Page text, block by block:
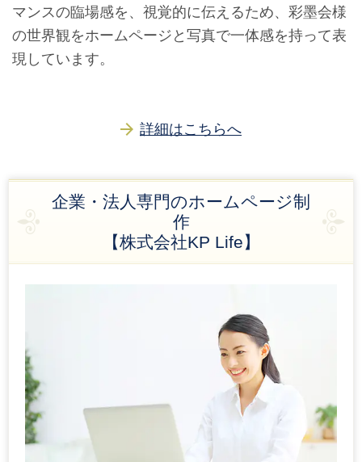
マンスの臨場感を、視覚的に伝えるため、彩墨会様
の世界観をホームページと写真で一体感を持って表
現しています。
詳細はこちらへ
企業・法人専門のホームページ制
作
【株式会社KP Life】